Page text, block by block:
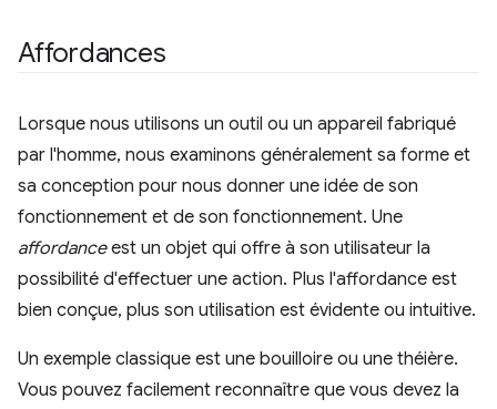
Affordances
Lorsque nous utilisons un outil ou un appareil fabriqué
par l'homme, nous examinons généralement sa forme et
sa conception pour nous donner une idée de son
fonctionnement et de son fonctionnement. Une
affordanceest un objet qui offre à son utilisateur la
possibilité d'effectuer une action. Plus l'affordance est
bien conçue, plus son utilisation est évidente ou intuitive.
Un exemple classique est une bouilloire ou une théière.
Vous pouvez facilement reconnaître que vous devez la